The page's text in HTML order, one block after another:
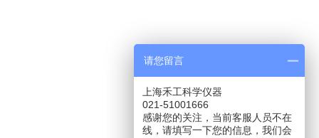
请您留言
上海禾工科学仪器
021-51001666
感谢您的关注，当前客服人员不在
线，请填写一下您的信息，我们会